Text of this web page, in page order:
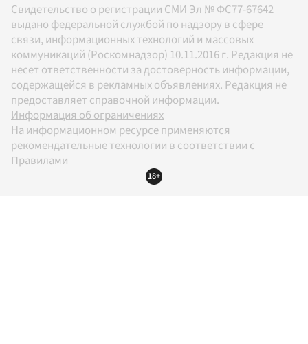
Свидетельство о регистрации СМИ Эл № ФС77-67642
выдано федеральной службой по надзору в сфере
связи, информационных технологий и массовых
коммуникаций (Роскомнадзор) 10.11.2016 г. Редакция не
несет ответственности за достоверность информации,
содержащейся в рекламных объявлениях. Редакция не
предоставляет справочной информации.
Информация об ограничениях
На информационном ресурсе применяются
рекомендательные технологии в соответствии с
Правилами
18+